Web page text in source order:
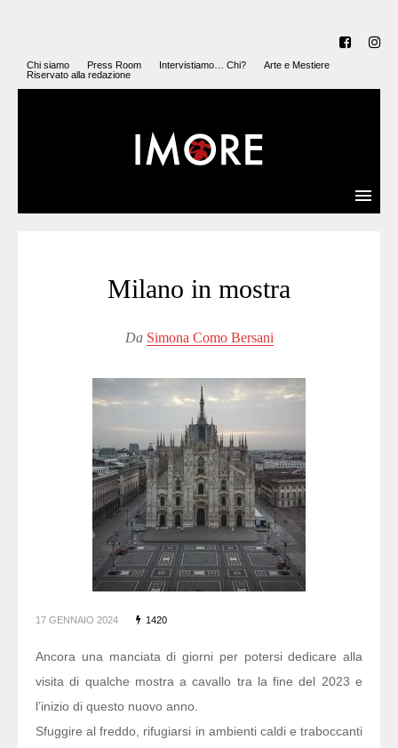
Chi siamo Press Room Intervistiamo… Chi?
Arte e Mestiere
Riservato alla redazione
Milano in mostra
Da Simona Como Bersani
17 GENNAIO 2024 1420
Ancora una manciata di giorni per potersi dedicare alla
visita di qualche mostra a cavallo tra la fine del 2023 e
l’inizio di questo nuovo anno.
Sfuggire al freddo, rifugiarsi in ambienti caldi e traboccanti